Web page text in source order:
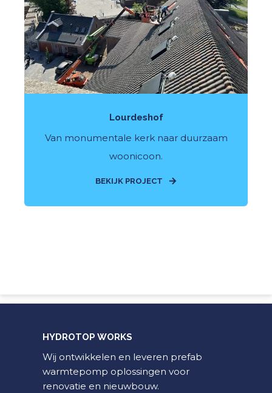
Lourdeshof
Van monumentale kerk naar duurzaam
woonicoon.
BEKIJK PROJECT
HYDROTOP WORKS
Wij ontwikkelen en leveren prefab
warmtepomp oplossingen voor
renovatie en nieuwbouw.